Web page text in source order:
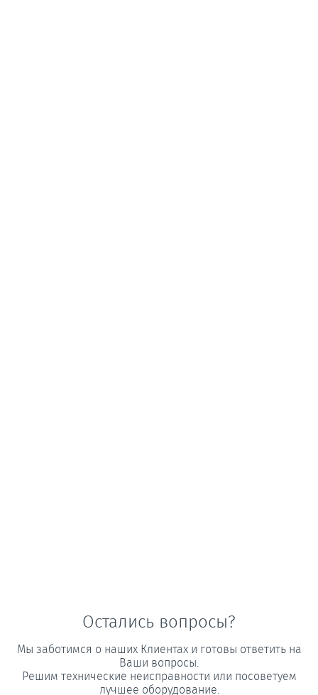
Остались вопросы?
Мы заботимся о наших Клиентах и готовы ответить на
Ваши вопросы.
Решим технические неисправности или посоветуем
лучшее оборудование.